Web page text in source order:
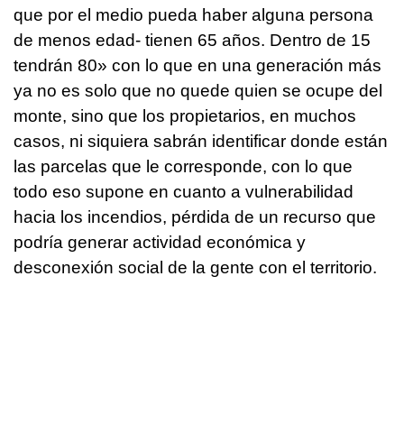
que por el medio pueda haber alguna persona
de menos edad- tienen 65 años. Dentro de 15
tendrán 80» con lo que en una generación más
ya no es solo que no quede quien se ocupe del
monte, sino que los propietarios, en muchos
casos, ni siquiera sabrán identificar donde están
las parcelas que le corresponde, con lo que
todo eso supone en cuanto a vulnerabilidad
hacia los incendios, pérdida de un recurso que
podría generar actividad económica y
desconexión social de la gente con el territorio.